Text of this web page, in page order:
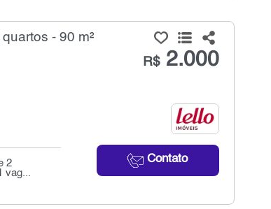
- 90 m²
R$2.000
Contato
2
vag...